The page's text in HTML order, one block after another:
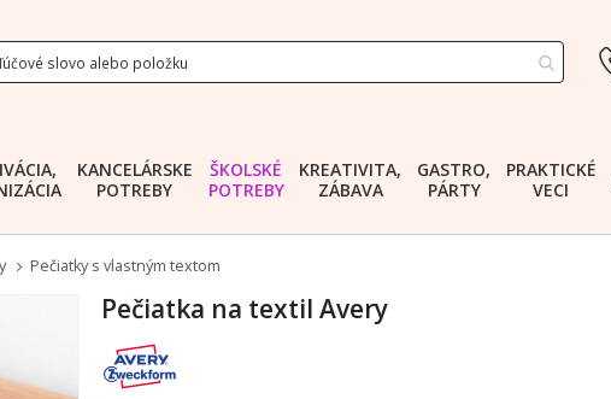
KANCELÁRSKE
POTREBY
ŠKOLSKÉ
POTREBY
KREATIVITA,
ZÁBAVA
GASTRO,
PÁRTY
PRAKTICKÉ
VECI
Pečiatky s vlastným textom
Pečiatka na textil Avery